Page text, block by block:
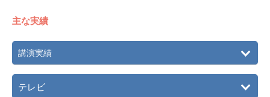
主な実績
講演実績
テレビ